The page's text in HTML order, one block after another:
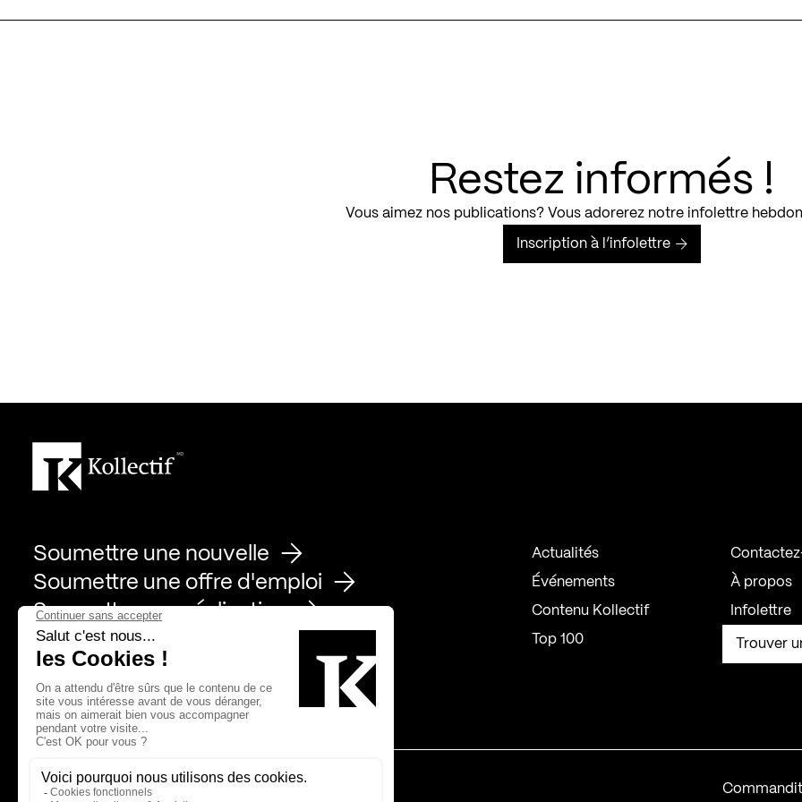
Restez informés !
Vous aimez nos publications? Vous adorerez notre infolettre
Inscription à l’infolettre
Soumettre une nouvelle
Soumettre une offre d'emploi
Soumettre une réalisation
Actualités
Événements
Contenu Kollectif
Top 100
À propos
Infolettre
Trouver
Page Facebook de Kollectif
Page Instagram de Kollectif
Page Linkedin de Kollectif
Partenaires